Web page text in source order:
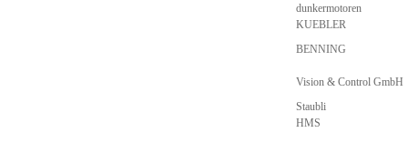
dunkermotoren
KUEBLER
BENNING
Vision & Control GmbH
Staubli
HMS